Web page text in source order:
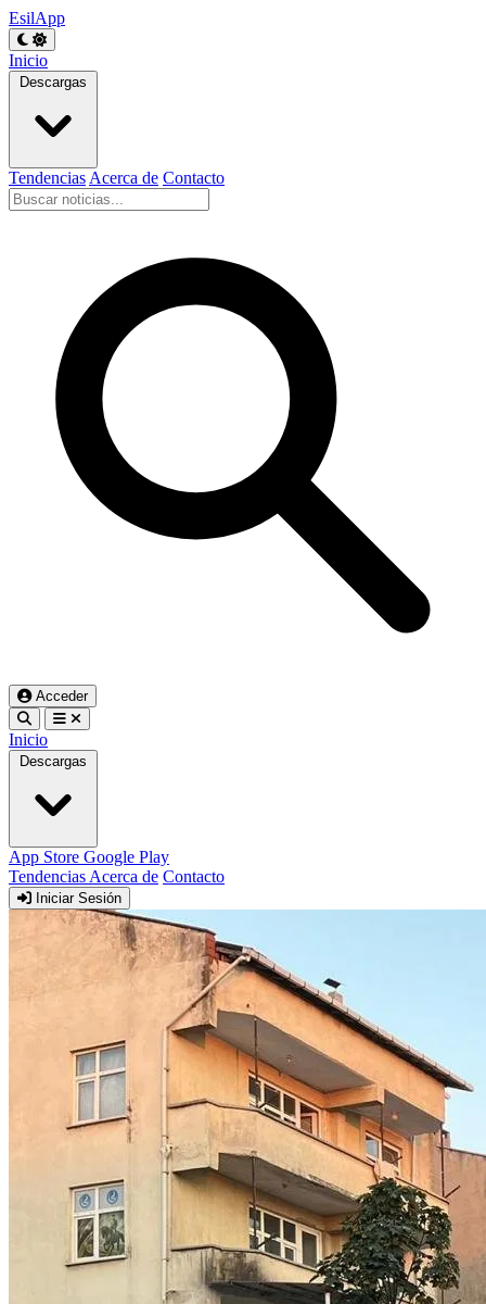
EsilApp
Inicio
Descargas
Tendencias Acerca de Contacto
Acceder
Inicio
Descargas
App Store Google Play
Tendencias Acerca de Contacto
Iniciar Sesión